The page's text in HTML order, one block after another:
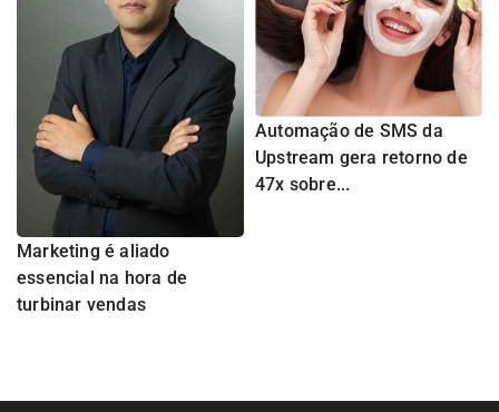
Marketing é aliado
essencial na hora de
turbinar vendas
Automação de SMS da
Upstream gera retorno de
47x sobre...